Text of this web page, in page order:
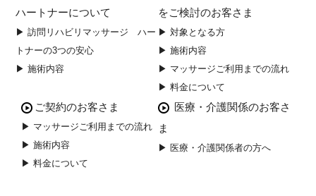
ハートナーについて
▶ 訪問リハビリマッサージ ハー
トナーの3つの安心
▶ 施術内容
をご検討のお客さま
▶ 対象となる方
▶ 施術内容
▶ マッサージご利用までの流れ
▶ 料金について
ご契約のお客さま
▶ マッサージご利用までの流れ
▶ 施術内容
▶ 料金について
医療・介護関係のお客さ
ま
▶ 医療・介護関係者の方へ